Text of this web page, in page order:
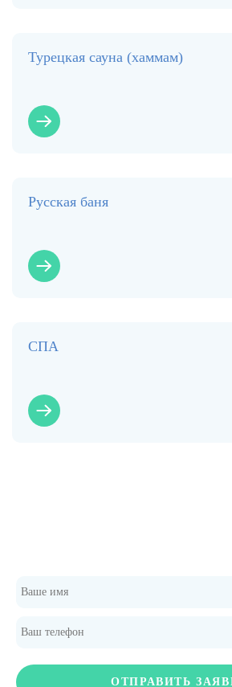
Турецкая сауна (хаммам)
Русская баня
СПА